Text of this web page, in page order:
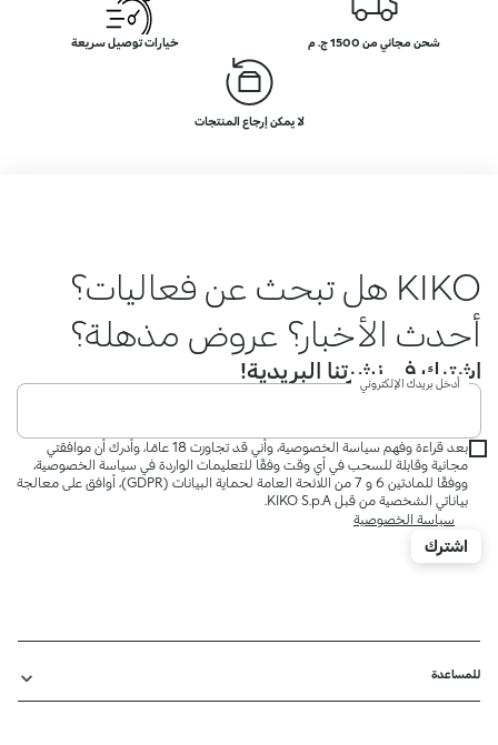
شحن مجاني من 1500 ج. م خيارات توصيل سريعة
لا يمكن إرجاع المنتجات
KIKO هل تبحث عن فعاليات؟
أحدث الأخبار؟ عروض مذهلة؟
اشترك في نشرتنا البريدية!
أدخل بريدك الإلكتروني
بعد قراءة وفهم سياسة الخصوصية، وأني قد تجاوزت 18 عامًا، وأدرك أن موافقتي
مجانية وقابلة للسحب في أي وقت وفقًا للتعليمات الواردة في سياسة الخصوصية،
ووفقًا للمادتين 6 و 7 من اللائحة العامة لحماية البيانات (GDPR)، أوافق على معالجة
بياناتي الشخصية من قبل KIKO S.p.A.
سياسة الخصوصية
اشترك
للمساعدة